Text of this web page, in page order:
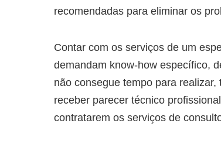
recomendadas para eliminar os
Contar com os serviços de um
demandam know-how específico,
não consegue tempo para
receber parecer técnico
contratarem os serviços de